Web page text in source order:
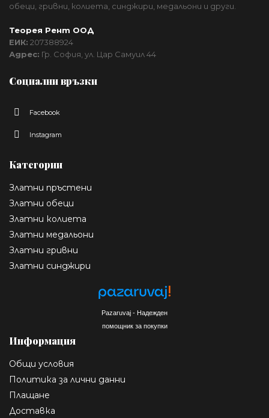
обеци, гривни, колиета, синджири, медальони и други.
Теорея Рент ООД
ЕИК: 207388924
Адрес: Гр. София, ул. Цар Самуил 44
Социални връзки
Facebook
Instagram
Категории
Златни пръстени
Златни обеци
Златни колиета
Златни медальони
Златни гривни
Златни синджири
Pazaruvaj - Надежден
помощник за покупки
Информация
Общи условия
Политика за лични данни
Плащане
Доставка